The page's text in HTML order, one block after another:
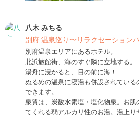
八木 みちる
別府 温泉巡り〜リラクセーション
別府温泉エリアにあるホテル。
北浜旅館街、海のすぐ隣に立地する。
湯舟に浸かると、目の前に海！
ぬるめの温泉に寝湯も併設されている
できます。
泉質は、炭酸水素塩・塩化物泉。お
てくれる弱アルカリ性のお湯。湯上り